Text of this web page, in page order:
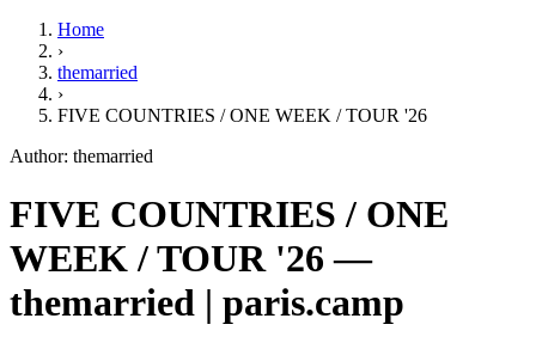
Home
›
themarried
›
FIVE COUNTRIES / ONE WEEK / TOUR '26
Author: themarried
FIVE COUNTRIES / ONE
WEEK / TOUR '26 —
themarried | paris.camp